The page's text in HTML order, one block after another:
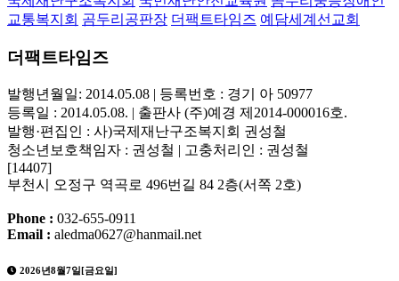
교통복지회 곰두리공판장 더팩트타임즈 예담세계선교회
더팩트타임즈
발행년월일: 2014.05.08 | 등록번호 : 경기 아 50977
등록일 : 2014.05.08. | 출판사 (주)예경 제2014-000016호.
발행·편집인 : 사)국제재난구조복지회 권성철
청소년보호책임자 : 권성철 | 고충처리인 : 권성철
[14407]
부천시 오정구 역곡로 496번길 84 2층(서쪽 2호)
Phone : 032-655-0911
Email : aledma0627@hanmail.net
2026년8월7일[금요일]